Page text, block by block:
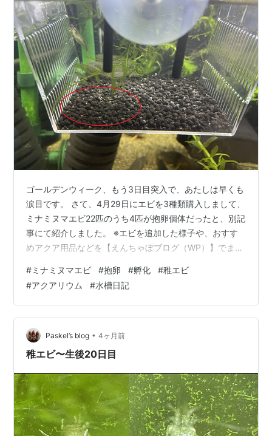
ゴールデンウィーク、もう3日目突入で、あたしは早くも
涙目です。 さて、4月29日にエビを3種類購入しまして、
ミナミヌマエビ22匹のうち4匹が抱卵個体だったと、別記
事にて紹介しました。 ※エビを追加した様子や、おすす
めアクア用品などを【えんちゃぼブログ（WP）】でまと
お話はこちら その2日後の本日5月1日、稚エビが生まれ
ました～。 エビの赤ちゃんって、ホント小さいんですよ
ー。 見えます？？小さすぎてよく見えませんが、こんな
ふうでいっぱいいるんですよ。ウィローモスを持ち上げ
ると、わらわらと出てきます。 産卵が終わったママさん
たちは、この狭い空間か…
#ミナミヌマエビ #抱卵 #孵化 #稚エビ
#アクアリウム #水槽日記
Paskel’s blog • 4ヶ月前
稚エビ〜生後20日目